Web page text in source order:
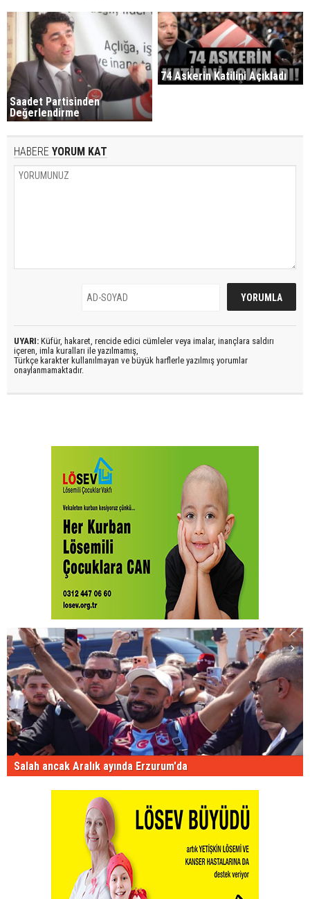
Saadet Partisinden
Değerlendirme
74 Askerin Katilini Açıkladı
HABERE YORUM KAT
UYARI: Küfür, hakaret, rencide edici cümleler veya imalar, inançlara saldırı
içeren, imla kuralları ile yazılmamış,
Türkçe karakter kullanılmayan ve büyük harflerle yazılmış yorumlar
onaylanmamaktadır.
Salah ancak Aralık ayında Erzurum'da